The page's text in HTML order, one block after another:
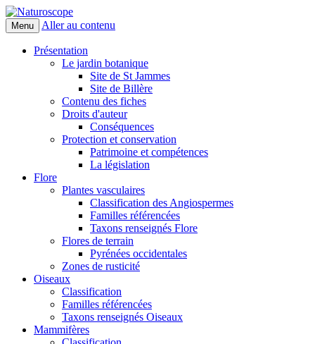
Naturoscope
Menu Aller au contenu
Présentation
Le jardin botanique
Site de St Jammes
Site de Billère
Contenu des fiches
Droits d'auteur
Conséquences
Protection et conservation
Patrimoine et compétences
La législation
Flore
Plantes vasculaires
Classification des Angiospermes
Familles référencées
Taxons renseignés Flore
Flores de terrain
Pyrénées occidentales
Zones de rusticité
Oiseaux
Classification
Familles référencées
Taxons renseignés Oiseaux
Mammifères